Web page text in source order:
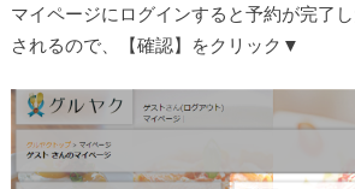
マイページにログインすると予約が完了
されるので、【確認】をクリック▼